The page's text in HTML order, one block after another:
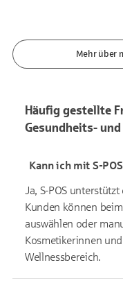
Mehr über
Häufig gestellte
Gesundheits-
Kann ich mit S-
Ja, S-POS
Kunden können
auswählen oder
Kosmetikerinnen
Wellnessbereich.